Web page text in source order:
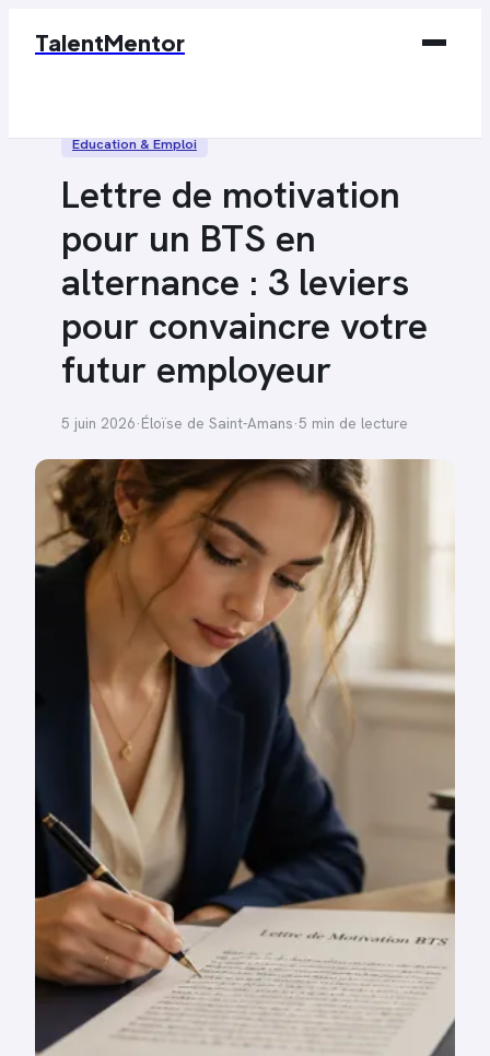
TalentMentor
Marketing
Éducation & Emploi
Lettre de motivation
pour un BTS en
alternance : 3 leviers
pour convaincre votre
futur employeur
5 juin 2026·Éloïse de Saint-Amans·5 min de lecture